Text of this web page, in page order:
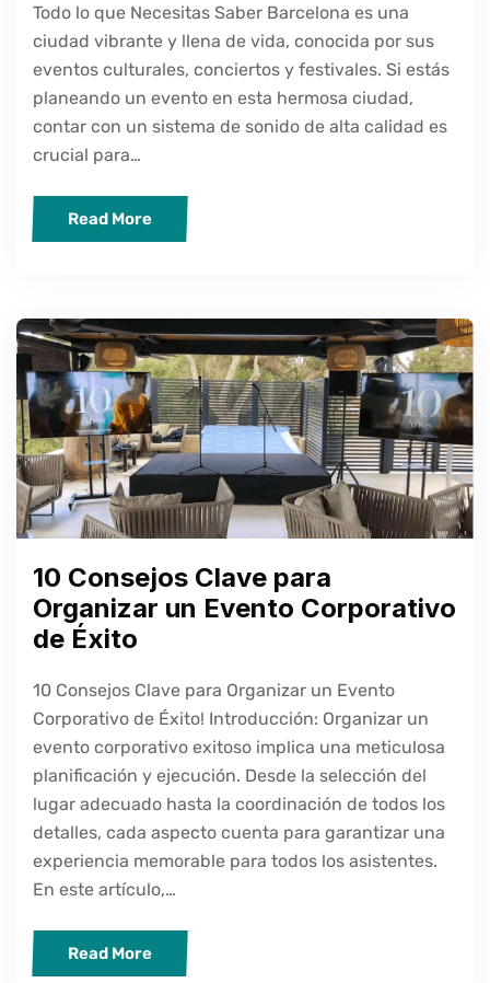
Todo lo que Necesitas Saber Barcelona es una
ciudad vibrante y llena de vida, conocida por sus
eventos culturales, conciertos y festivales. Si estás
planeando un evento en esta hermosa ciudad,
contar con un sistema de sonido de alta calidad es
crucial para…
Read More
10 Consejos Clave para
Organizar un Evento Corporativo
de Éxito
10 Consejos Clave para Organizar un Evento
Corporativo de Éxito! Introducción: Organizar un
evento corporativo exitoso implica una meticulosa
planificación y ejecución. Desde la selección del
lugar adecuado hasta la coordinación de todos los
detalles, cada aspecto cuenta para garantizar una
experiencia memorable para todos los asistentes.
En este artículo,…
Read More